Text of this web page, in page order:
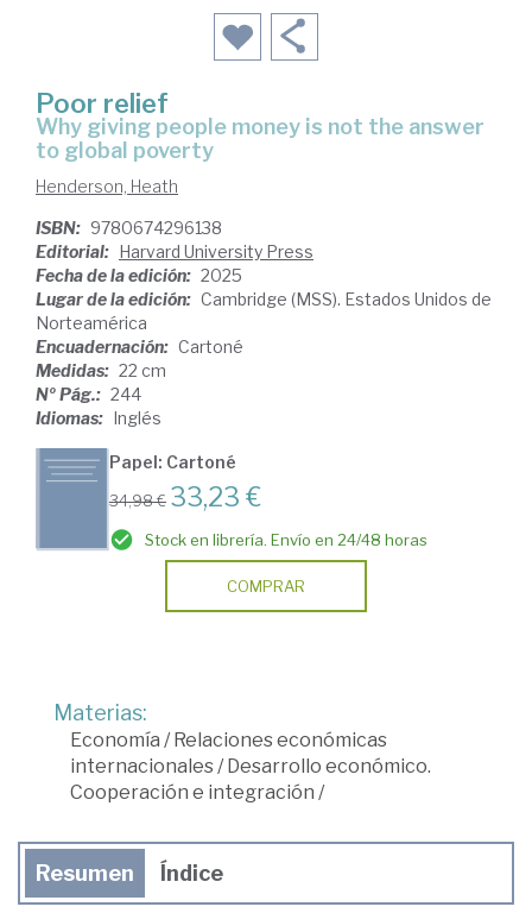
Poor relief
why giving people money is not the answer
to global poverty
Henderson, Heath
ISBN: 9780674296138
Editorial: Harvard University Press
Fecha de la edición: 2025
Lugar de la edición: Cambridge (MSS). Estados Unidos de
Norteamérica
Encuadernación: Cartoné
Medidas: 22 cm
Nº Pág.: 244
Idiomas: Inglés
Papel: Cartoné
34,98 € 33,23 €
Stock en librería. Envío en 24/48 horas
COMPRAR
Materias:
Economía / Relaciones económicas
internacionales/ Desarrollo económico.
Cooperación e integración /
Resumen Índice